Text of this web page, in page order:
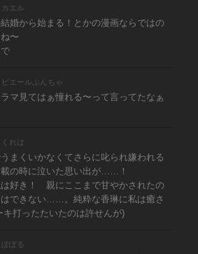
カエル
婚から始まる！とかの漫画ならではの
〜
ピエールぶんちゃ
マ見てはぁ憧れる〜って言ってたなぁ
れは
まくいかなくてさらに叱られ嫌われる
の時に泣いた思い出が……！
好き！ 親にここまで甘やかされたの
できない……。純粋な香琳に私は癒さ
打ったたいたのは許せんが)
ぽる